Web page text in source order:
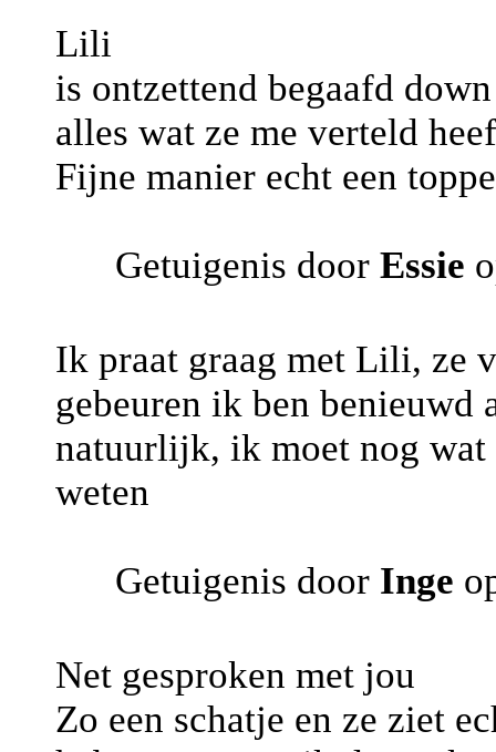
Lili
is ontzettend begaafd
alles wat ze me verteld
Fijne manier echt een
Getuigenis door Essie
Ik praat graag met Lili, ze
gebeuren ik ben
natuurlijk, ik moet nog wat
weten
Getuigenis door Inge
Net gesproken met jou
Zo een schatje en ze ziet